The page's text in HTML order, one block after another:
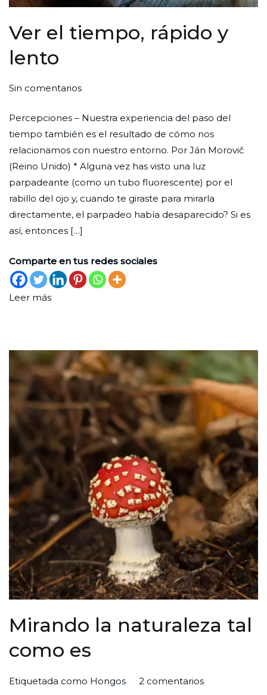
Ver el tiempo, rápido y
lento
Por
Ciudad
Nueva
Publicada
27
de
marzo
de
2024
Publicada
Ciencia
Sin comentariosen
el
tiempo,
rápido
y
lento
Percepciones – Nuestra experiencia del paso del
tiempo también es el resultado de cómo nos
relacionamos con nuestro entorno. Por Ján Morovič
(Reino Unido) * Alguna vez has visto una luz
parpadeante (como un tubo fluorescente) por el
rabillo del ojo y, cuando te giraste para mirarla
directamente, el parpadeo había desaparecido? Si es
así, entonces […]
Comparte en tus redes sociales
Leer más
Mirando la naturaleza tal
como es
Por
Publicada
Publicada
Etiquetada como Hongos 2 comentariosen